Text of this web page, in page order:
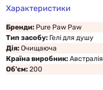
Характеристики
Бренди: Pure Paw Paw
Тип засобу: Гелі для душу
Дія:Очищаюча
Країна виробник:Австралія
Об'єм:200